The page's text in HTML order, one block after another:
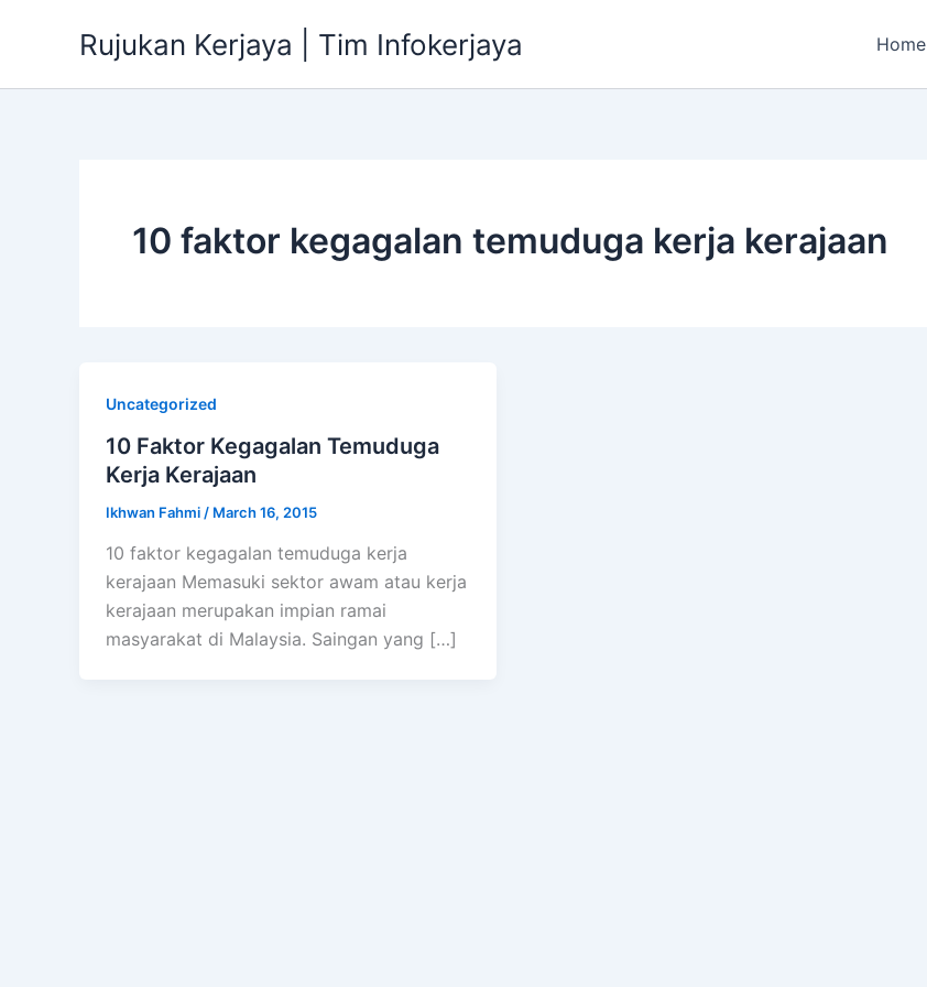
Rujukan Kerjaya | Tim Infokerjaya Home
10 faktor kegagalan temuduga kerja kerajaan
Uncategorized
10 Faktor Kegagalan Temuduga
Kerja Kerajaan
Ikhwan Fahmi / March 16, 2015
10 faktor kegagalan temuduga kerja
kerajaan Memasuki sektor awam atau kerja
kerajaan merupakan impian ramai
masyarakat di Malaysia. Saingan yang […]